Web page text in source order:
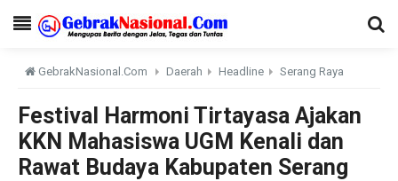
GebrakNasional.Com Daerah Headline Serang Raya
Festival Harmoni Tirtayasa Ajakan
KKN Mahasiswa UGM Kenali dan
Rawat Budaya Kabupaten Serang